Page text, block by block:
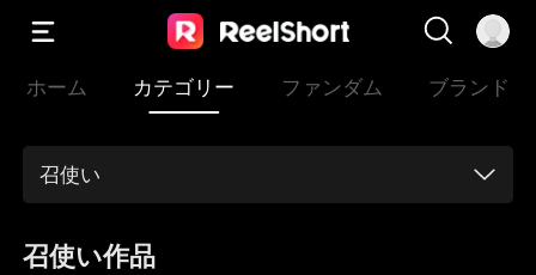
ホーム カテゴリー ファンダム ブランド
召使い
召使い作品